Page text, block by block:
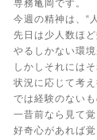
専務亀岡です。
今週の精神は、“
先日は少人数ほ
やるしかない環
しかしそれには
状況に応じて考
では経験のない
一昔前なら見て
好奇心があれば